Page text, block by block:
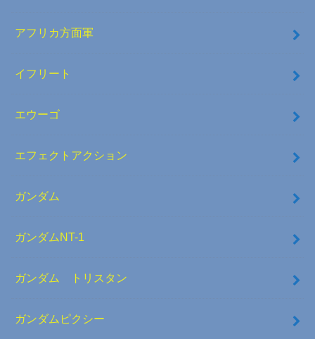
アフリカ方面軍
イフリート
エウーゴ
エフェクトアクション
ガンダム
ガンダムNT-1
ガンダム トリスタン
ガンダムピクシー